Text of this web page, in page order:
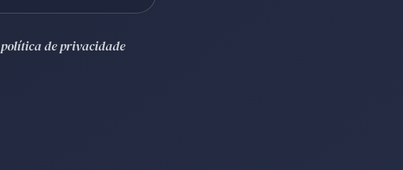
política de privacidade